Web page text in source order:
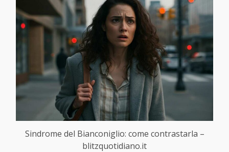
Sindrome del Bianconiglio: come contrastarla –
blitzquotidiano.it